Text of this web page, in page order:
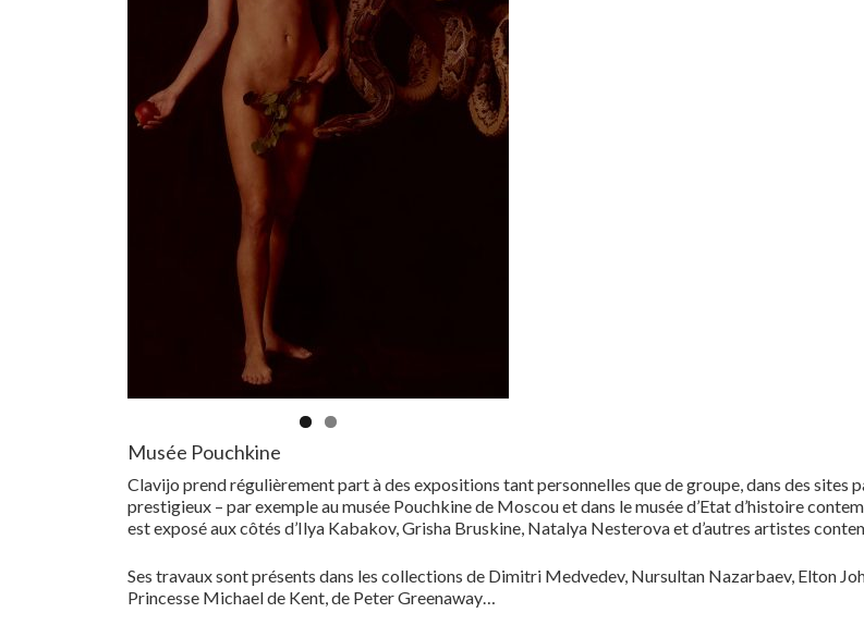
Musée Pouchkine
Clavijo prend régulièrement part à des expositions tant personnelles que de groupe, dans des sites
prestigieux – par exemple au musée Pouchkine de Moscou et dans le musée d’Etat d’histoire
est exposé aux côtés d’Ilya Kabakov, Grisha Bruskine, Natalya Nesterova et d’autres artistes
Ses travaux sont présents dans les collections de Dimitri Medvedev, Nursultan Nazarbaev, Elton
Princesse Michael de Kent, de Peter Greenaway…